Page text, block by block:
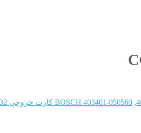
, 050560-403401 BOSCH کارت خروجی 32تایی سیستم کنترل CC300M